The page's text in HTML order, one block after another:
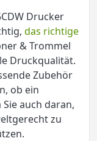
Drucker
das richtige
& Trommel
Druckqualität.
Zubehör
ob ein
auch daran,
zu